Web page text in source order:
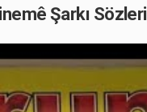
Şarkı Sözleri